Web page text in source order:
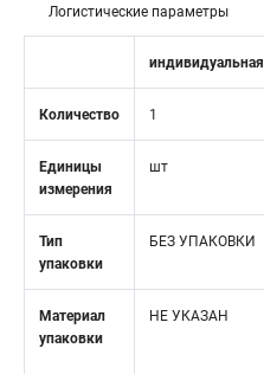
Логистические параметры
индивидуальная
Количество 1
Единицы
измерения
шт
Тип
упаковки
БЕЗ УПАКОВКИ
Материал
упаковки
НЕ УКАЗАН